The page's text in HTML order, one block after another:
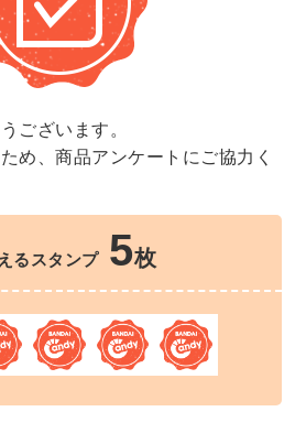
ございます。
め、商品アンケートにご協力く
るスタンプ 5枚